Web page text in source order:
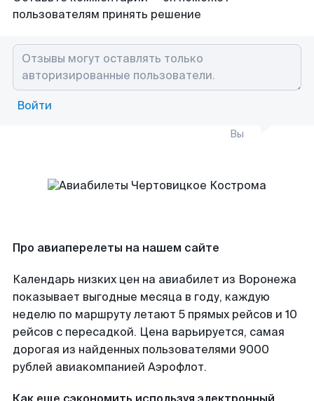
пользователям принять решение
Войти
Вы
Про авиаперелеты на нашем сайте
Календарь низких цен на авиабилет из Воронежа
показывает выгодные месяца в году, каждую
неделю по маршруту летают 5 прямых рейсов и 10
рейсов с пересадкой. Цена варьируется, самая
дорогая из найденных пользователями 9000
рублей авиакомпанией Аэрофлот.